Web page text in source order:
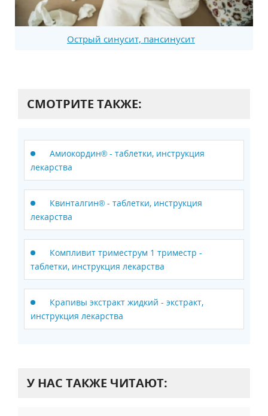
Острый синусит, пансинусит
СМОТРИТЕ ТАКЖЕ:
Амиокордин® - таблетки, инструкция
лекарства
Квинталгин® - таблетки, инструкция
лекарства
Компливит триместрум 1 триместр -
таблетки, инструкция лекарства
Крапивы экстракт жидкий - экстракт,
инструкция лекарства
У НАС ТАКЖЕ ЧИТАЮТ: